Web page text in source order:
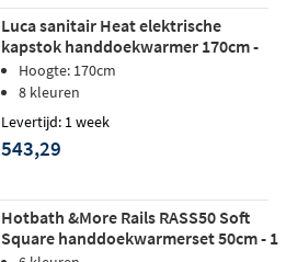
Luca sanitair Heat elektrische
kapstok handdoekwarmer 170cm -
geborsteld nikkel
Hoogte: 170cm
8 kleuren
Levertijd: 1 week
543,29
Hotbath &More Rails RASS50 Soft
Square handdoekwarmerset 50cm - 1